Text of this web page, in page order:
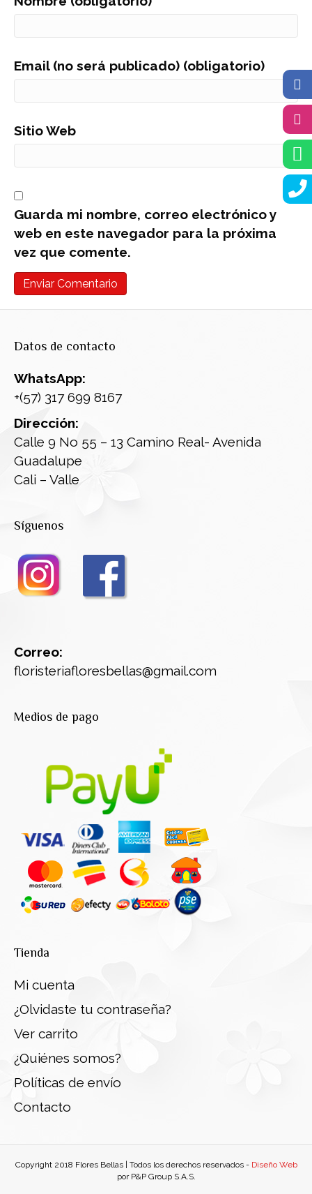
Email (no será publicado) (obligatorio)
Sitio Web
Guarda mi nombre, correo electrónico y
web en este navegador para la próxima
vez que comente.
Datos de contacto
WhatsApp:
+(57) 317 699 8167
Dirección:
Calle 9 No 55 – 13 Camino Real- Avenida
Guadalupe
Cali – Valle
Síguenos
Correo:
floristeriafloresbellas@gmail.com
Medios de pago
Tienda
Mi cuenta
¿Olvidaste tu contraseña?
Ver carrito
¿Quiénes somos?
Políticas de envío
Contacto
Copyright 2018 Flores Bellas | Todos los derechos reservados - Diseño Web
por P&P Group S.A.S.